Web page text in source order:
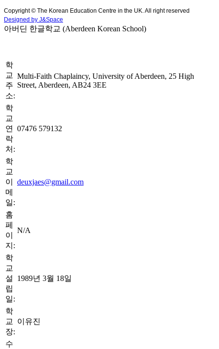
Copyright © The Korean Education Centre in the UK. All right reserved
Designed by J&Space
아버딘 한글학교 (Aberdeen Korean School)
학
교
주
소:
Multi-Faith Chaplaincy, University of Aberdeen, 25 High
Street, Aberdeen, AB24 3EE
학
교
연
락
처:
07476 579132
학
교
이
메
일:
deuxjaes@gmail.com
홈
페
이
지:
N/A
학
교
설
립
일:
1989년 3월 18일
학
교
장:
이유진
수